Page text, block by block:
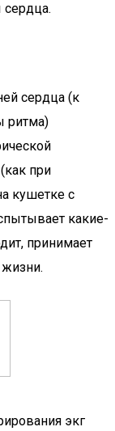
сердца.
сердца (к
ритма)
при
кушетке с
какие-
принимает
экг